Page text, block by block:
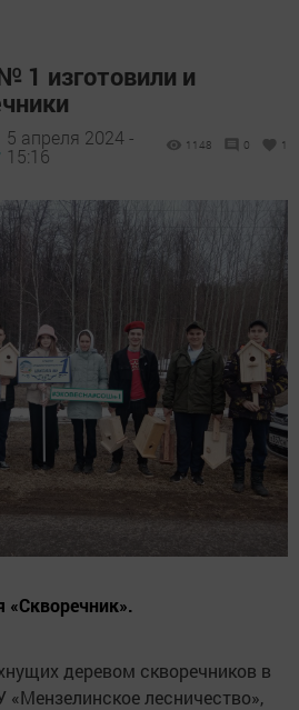
изготовили и
5 апреля 2024 -
15:16
1148 0 1
деревом скворечников в
лесничество»,